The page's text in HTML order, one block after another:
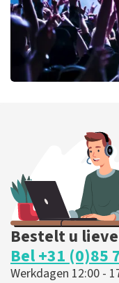
BESTEL NU
Bestelt u
Bel +31 (0)85
Werkdagen 12:00 -